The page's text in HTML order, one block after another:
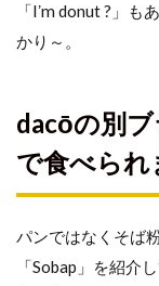
「Iʼm donut ?」
かり～。
dacōの別
で食べられ
パンではなくそば
「Sobap」を紹介